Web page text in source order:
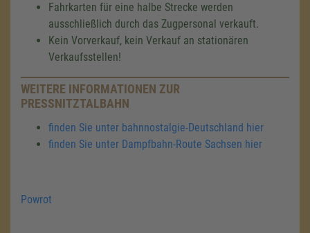
Fahrkarten für eine halbe Strecke werden
ausschließlich durch das Zugpersonal verkauft.
Kein Vorverkauf, kein Verkauf an stationären
Verkaufsstellen!
WEITERE INFORMATIONEN ZUR
PRESSNITZTALBAHN
finden Sie unter bahnnostalgie-Deutschland hier
finden Sie unter Dampfbahn-Route Sachsen hier
Powrot